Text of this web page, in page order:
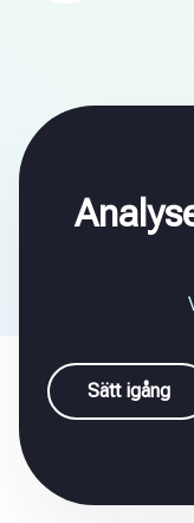
Sätt igång